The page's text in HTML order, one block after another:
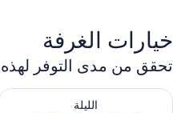
خيارات الغرفة
تحقق من مدى التوفر لهذه
الليلة
تحقق من مدى التوفر لليلة للفترة أغسطس